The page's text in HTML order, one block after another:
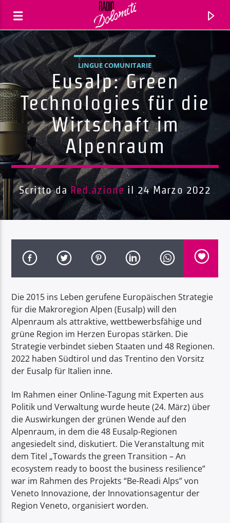
Traccia corrente
Titolo
Artista
Radio Dolomiti
LINGUE COMUNITARIE
Eusalp: Green
Technologies für die
Wirtschaft im
Alpenraum
Scritto da Red.azione il 24 Marzo 2022
Die 2015 ins Leben gerufene Europäischen Strategie
für die Makroregion Alpen (Eusalp) will den
Alpenraum als attraktive, wettbewerbsfähige und
grüne Region im Herzen Europas stärken. Die
Strategie verbindet sieben Staaten und 48 Regionen.
2022 haben Südtirol und das Trentino den Vorsitz
der Eusalp für Italien inne.
Im Rahmen einer Online-Tagung mit Experten aus
Politik und Verwaltung wurde heute (24. März) über
die Auswirkungen der grünen Wende auf den
Alpenraum, in dem die 48 Eusalp-Regionen
angesiedelt sind, diskutiert. Die Veranstaltung mit
dem Titel „Towards the green Transition – An
ecosystem ready to boost the business resilience“
war im Rahmen des Projekts “Be-Readi Alps” von
Veneto Innovazione, der Innovationsagentur der
Region Veneto, organisiert worden.